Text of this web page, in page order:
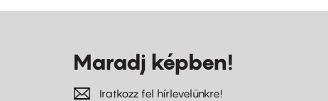
Maradj képben!
Iratkozz fel hírlevelünkre!